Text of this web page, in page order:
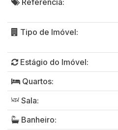
Tipo de Imóvel:
Estágio do Imóvel:
Quartos:
Sala:
Banheiro: